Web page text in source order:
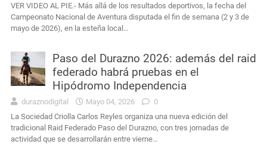
VER VIDEO AL PIE.- Más allá de los resultados deportivos, la fecha del
Campeonato Nacional de Aventura disputada el fin de semana (2 y 3 de
mayo de 2026), en la esteña local…
Paso del Durazno 2026: además del raid
federado habrá pruebas en el
Hipódromo Independencia
duraznodigital Mayo 04, 2026
0
La Sociedad Criolla Carlos Reyles organiza una nueva edición del
tradicional Raid Federado Paso del Durazno, con tres jornadas de
actividad que se desarrollarán entre vierne…